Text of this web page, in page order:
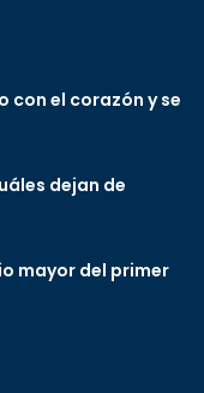
con el corazón y se
dejan de
mayor del primer